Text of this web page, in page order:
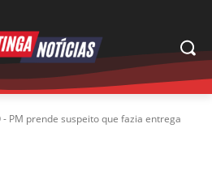
- PM prende suspeito que fazia entrega